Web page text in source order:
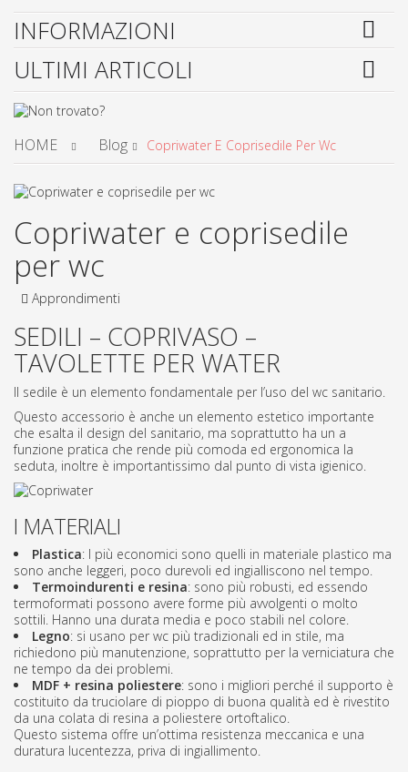
INFORMAZIONI
ULTIMI ARTICOLI
HOME Blog Copriwater E Coprisedile Per Wc
Copriwater e coprisedile
per wc
Approndimenti
SEDILI – COPRIVASO –
TAVOLETTE PER WATER
Il sedile è un elemento fondamentale per l’uso del wc sanitario.
Questo accessorio è anche un elemento estetico importante
che esalta il design del sanitario, ma soprattutto ha un a
funzione pratica che rende più comoda ed ergonomica la
seduta, inoltre è importantissimo dal punto di vista igienico.
I MATERIALI
Plastica: I più economici sono quelli in materiale plastico ma
sono anche leggeri, poco durevoli ed ingialliscono nel tempo.
Termoindurenti e resina: sono più robusti, ed essendo
termoformati possono avere forme più avvolgenti o molto
sottili. Hanno una durata media e poco stabili nel colore.
Legno: si usano per wc più tradizionali ed in stile, ma
richiedono più manutenzione, soprattutto per la verniciatura che
ne tempo da dei problemi.
MDF + resina poliestere: sono i migliori perché il supporto è
costituito da truciolare di pioppo di buona qualità ed è rivestito
da una colata di resina a poliestere ortoftalico.
Questo sistema offre un’ottima resistenza meccanica e una
duratura lucentezza, priva di ingiallimento.